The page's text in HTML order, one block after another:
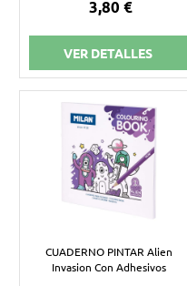
3,80 €
VER DETALLES
CUADERNO PINTAR Alien
Invasion Con Adhesivos